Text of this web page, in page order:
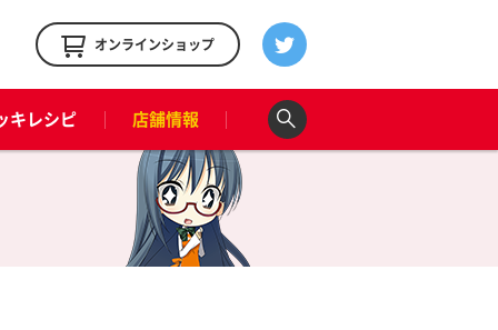
オンラインショップ
キレシピ 店舗情報